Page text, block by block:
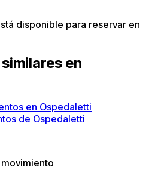
disponible para reservar en
en
en Ospedaletti
de Ospedaletti